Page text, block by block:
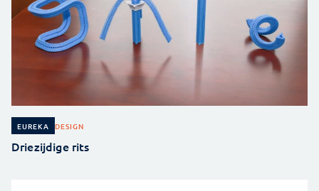
EUREKA DESIGN
Driezijdige rits